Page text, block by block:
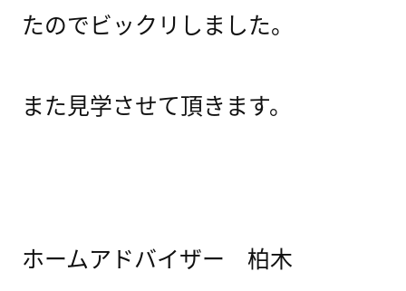
たのでビックリしました。
また見学させて頂きます。
ホームアドバイザー 柏木